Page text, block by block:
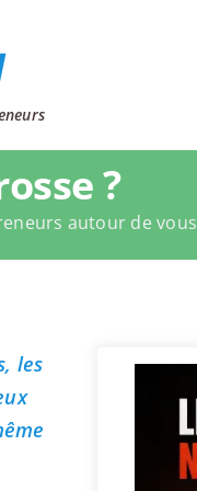
?
autour de vous
les